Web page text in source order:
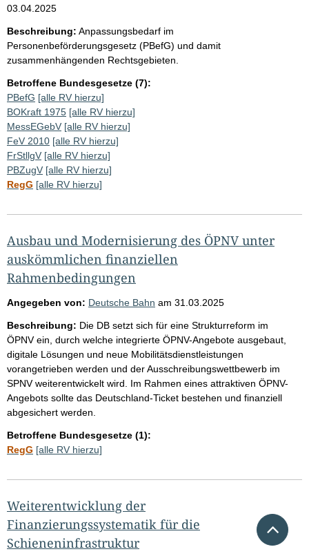
03.04.2025
Beschreibung: Anpassungsbedarf im
Personenbeförderungsgesetz (PBefG) und damit
zusammenhängenden Rechtsgebieten.
Betroffene Bundesgesetze (7):
PBefG [alle RV hierzu]
BOKraft 1975 [alle RV hierzu]
MessEGebV [alle RV hierzu]
FeV 2010 [alle RV hierzu]
FrStllgV [alle RV hierzu]
PBZugV [alle RV hierzu]
RegG [alle RV hierzu]
Ausbau und Modernisierung des ÖPNV unter
auskömmlichen finanziellen
Rahmenbedingungen
Angegeben von: Deutsche Bahn am 31.03.2025
Beschreibung: Die DB setzt sich für eine Strukturreform im
ÖPNV ein, durch welche integrierte ÖPNV-Angebote ausgebaut,
digitale Lösungen und neue Mobilitätsdienstleistungen
vorangetrieben werden und der Ausschreibungswettbewerb im
SPNV weiterentwickelt wird. Im Rahmen eines attraktiven ÖPNV-
Angebots sollte das Deutschland-Ticket bestehen und finanziell
abgesichert werden.
Betroffene Bundesgesetze (1):
RegG [alle RV hierzu]
Weiterentwicklung der
Finanzierungssystematik für die
Schieneninfrastruktur